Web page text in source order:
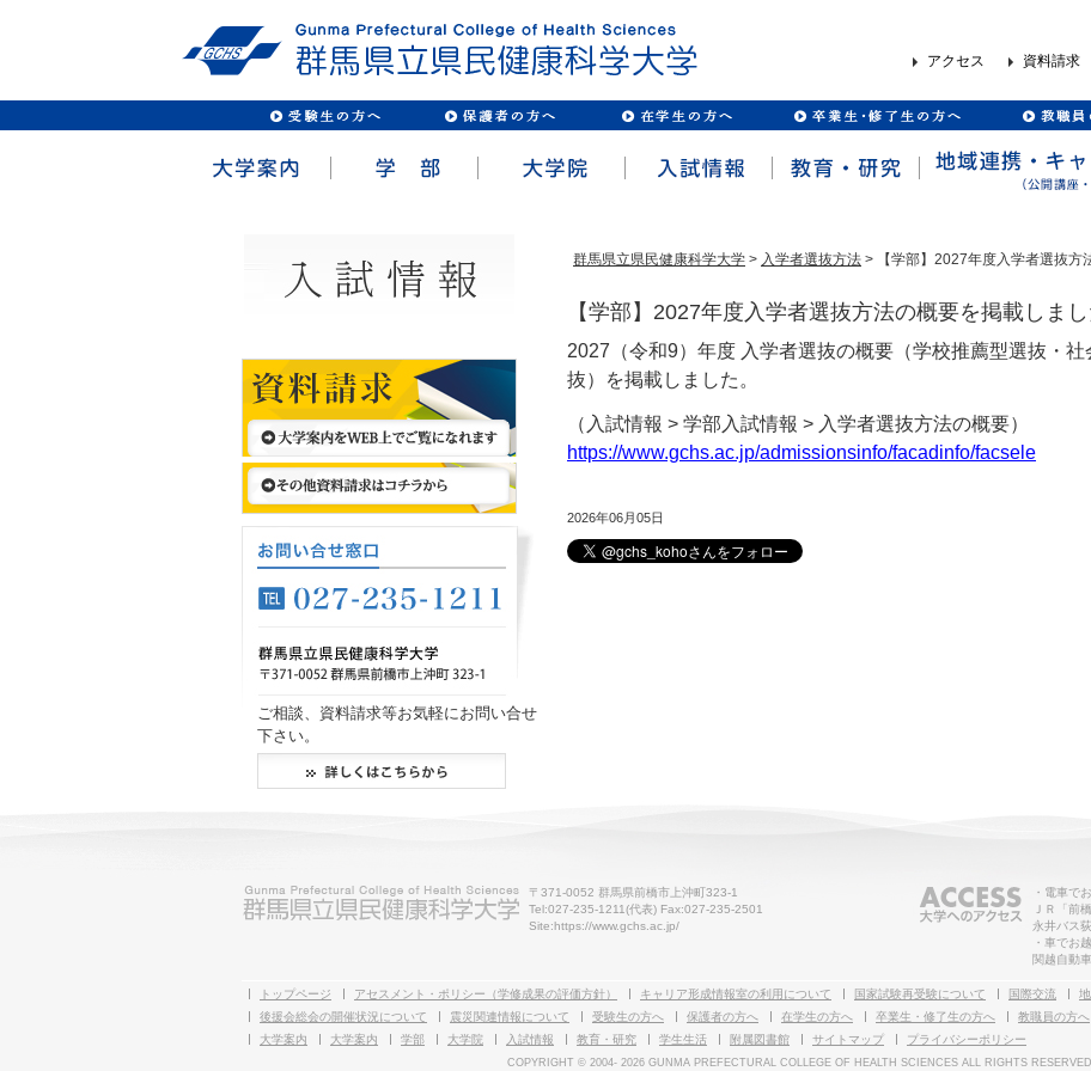
アクセス 資料請求
群馬県立県民健康科学大学 > 入学者選抜方法 > 【学部】2027年度入学者選抜方
【学部】2027年度入学者選抜方法の概要を掲載しまし
2027（令和9）年度 入学者選抜の概要（学校推薦型選抜・
抜）を掲載しました。
（入試情報 > 学部入試情報 > 入学者選抜方法の概要）
https://www.gchs.ac.jp/admissionsinfo/facadinfo/facsele
2026年06月05日
ご相談、資料請求等お気軽にお問い合せ
下さい。
〒371-0052 群馬県前橋市上沖町323-1
Tel:027-235-1211(代表) Fax:027-235-2501
Site:https://www.gchs.ac.jp/
・電車で
ＪＲ「前
永井バス
・車でお
関越自動
トップページ アセスメント・ポリシー（学修成果の評価方針） キャリア形成情報室の利用について 国家試験再受験について 国際交流
後援会総会の開催状況について
震災関連情報について 受験生の方へ 保護者の方へ 在学生の方へ 卒業生・修了生の方へ 教職員の方へ
大学案内
大学案内 学部 大学院 入試情報 教育・研究 学生生活 附属図書館 サイトマップ プライバシーポリシー
COPYRIGHT © 2004- 2026 GUNMA PREFECTURAL COLLEGE OF HEALTH SCIENCES ALL RIGHTS